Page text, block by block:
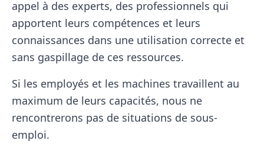
appel à des experts, des professionnels qui
apportent leurs compétences et leurs
connaissances dans une utilisation correcte et
sans gaspillage de ces ressources.
Si les employés et les machines travaillent au
maximum de leurs capacités, nous ne
rencontrerons pas de situations de sous-
emploi.